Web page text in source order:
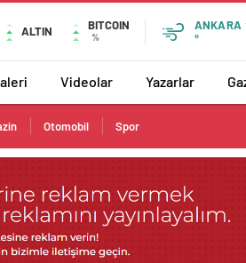
ALTIN BITCOIN
%
ANKARA
°
Videolar Yazarlar
Otomobil Spor